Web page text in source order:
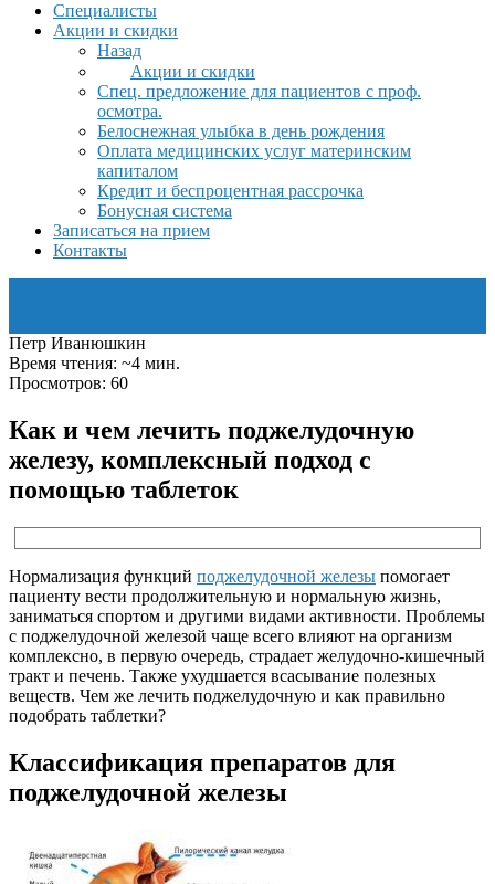
Специалисты
Акции и скидки
Назад
Акции и скидки
Спец. предложение для пациентов с проф.
осмотра.
Белоснежная улыбка в день рождения
Оплата медицинских услуг материнским
капиталом
Кредит и беспроцентная рассрочка
Бонусная система
Записаться на прием
Контакты
Петр Иванюшкин
Время чтения: ~4 мин.
Просмотров: 60
Как и чем лечить поджелудочную
железу, комплексный подход с
помощью таблеток
Нормализация функций поджелудочной железы помогает
пациенту вести продолжительную и нормальную жизнь,
заниматься спортом и другими видами активности. Проблемы
с поджелудочной железой чаще всего влияют на организм
комплексно, в первую очередь, страдает желудочно-кишечный
тракт и печень. Также ухудшается всасывание полезных
веществ. Чем же лечить поджелудочную и как правильно
подобрать таблетки?
Классификация препаратов для
поджелудочной железы